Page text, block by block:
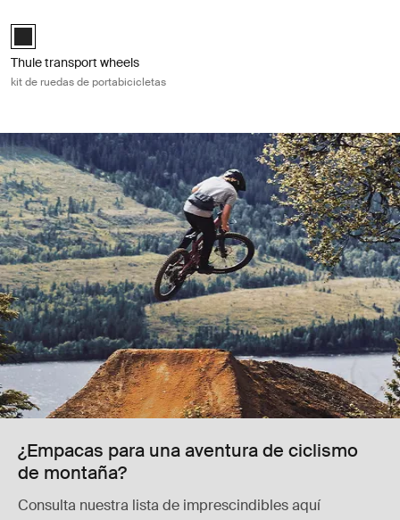
Thule transport wheels Negro (selected)
Thule transport wheels
kit de ruedas de portabicicletas
¿Empacas para una aventura de ciclismo
de montaña?
Consulta nuestra lista de imprescindibles aquí